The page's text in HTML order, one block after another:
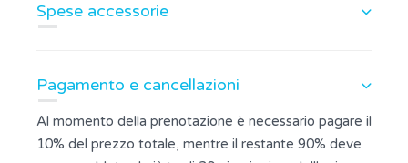
Spese accessorie
Pagamento e cancellazioni
Al momento della prenotazione è necessario pagare il
10% del prezzo totale, mentre il restante 90% deve